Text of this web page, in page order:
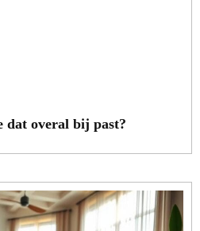
dat overal bij past?